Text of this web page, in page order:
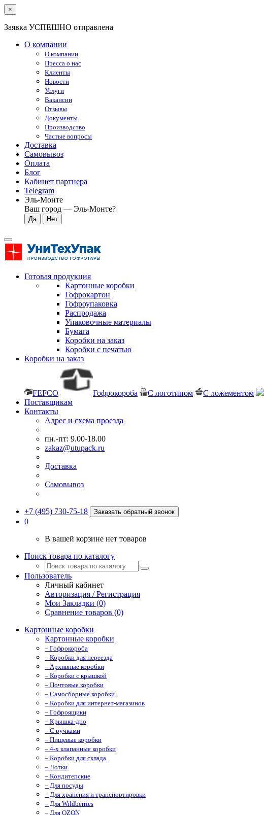
×
Заявка УСПЕШНО отправлена
О компании
О компании
Пресса о нас
Клиенты
Новости
Услуги
Вакансии
Отзывы
Документы
Производство
Частые вопросы
Доставка
Самовывоз
Оплата
Блог
Кабинет партнера
Telegram
Эль-Монте
Ваш город — Эль-Монте?
Готовая продукция
Картонные коробки
Гофрокартон
Гофроупаковка
Распродажа
Упаковочные материалы
Бумага
Коробки на заказ
Коробки с печатью
Коробки на заказ
FEFCO Гофрокороба С логотипом С ложементом
Поставщикам
Контакты
Адрес и схема проезда
пн.-пт: 9.00-18.00
zakaz@utupack.ru
Доставка
Самовывоз
+7 (495) 730-75-18 Заказать обратный звонок
0
В вашей корзине нет товаров
Поиск товара по каталогу
Пользователь
Личный кабинет
Авторизация / Регистрация
Мои Закладки (0)
Сравнение товаров (0)
Картонные коробки
Картонные коробки
– Гофрокороба
– Коробки для переезда
– Архивные коробки
– Коробки с крышкой
– Почтовые коробки
– Самосборные коробки
– Коробки для интернет-магазинов
– Гофроящики
– Крышка-дно
– С ручками
– Пищевые коробки
– 4-х клапанные коробки
– Коробки для склада
– Лотки
– Кондитерские
– Для посуды
– Для хранения и транспортировки
– Для Wildberries
– Для OZON